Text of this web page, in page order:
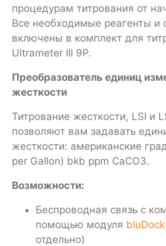
процедурам титрования от
Все необходимые реагенты и
включены в комплект для
Ultrameter III 9P.
Преобразователь единиц
жесткости
Титрование жесткости, LSI и
позволяют вам задавать
жесткости: американские
per Gallon) bkb ppm CaCO3.
Возможности:
Беспроводная связь с
помощью модуля
отдельно)